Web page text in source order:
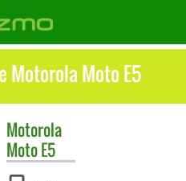
Motorola Moto E5
Motorola
Moto E5